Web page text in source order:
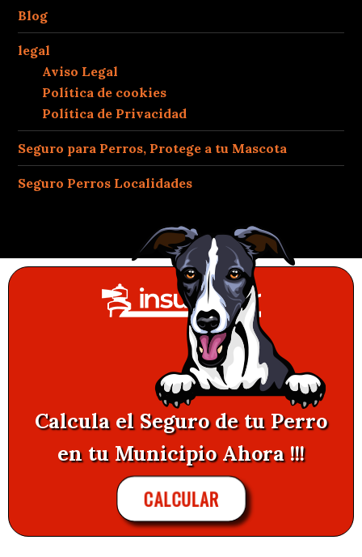
Blog
legal
Aviso Legal
Política de cookies
Política de Privacidad
Seguro para Perros, Protege a tu Mascota
Seguro Perros Localidades
Calcula el Seguro de tu Perro
en tu Municipio Ahora !!!
CALCULAR